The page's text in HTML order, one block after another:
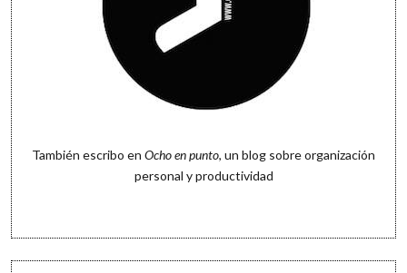
También escribo en Ocho en punto, un blog sobre organización
personal y productividad